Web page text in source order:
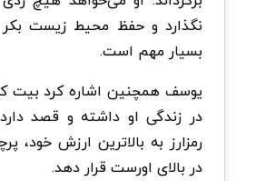
نگذارد و حفظ محیط زیست
بسیار مهم است.
یوسف همچنین اشاره کرد بیت
در زندگی او داشته و قصد
رمزارز به بالاترین ارزش خود،
در بالای اورست قرار دهد.